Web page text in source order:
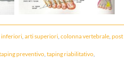
inferiori, arti superiori, colonna vertebrale, post
preventivo, taping riabilitativo,